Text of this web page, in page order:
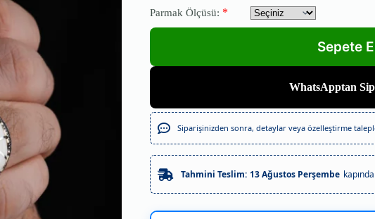
Parmak Ölçüsü: *
WhatsApptan
Siparişinizden sonra, detaylar veya özelleştirme
Tahmini Teslim: 13 Ağustos Perşembe